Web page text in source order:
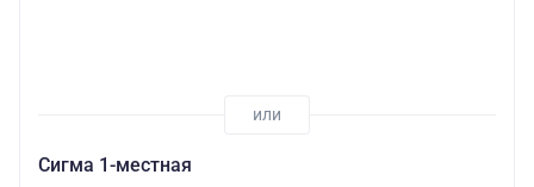
Сигма 1-местная